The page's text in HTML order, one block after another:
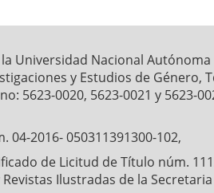
Universidad Nacional Autónoma
y Estudios de Género,
5623-0020, 5623-0021 y 5623-
2016- 050311391300-102,
de Licitud de Título núm.
Ilustradas de la